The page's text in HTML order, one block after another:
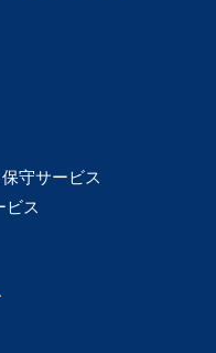
守サービス
ビス